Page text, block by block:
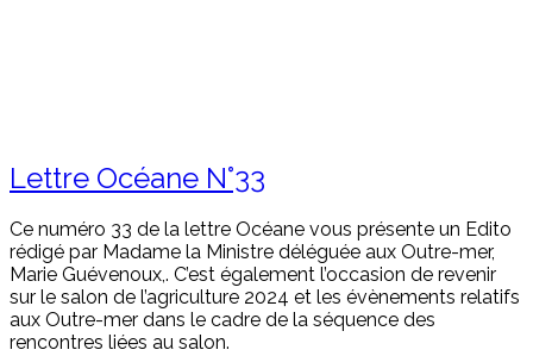
Lettre Océane N°33
Ce numéro 33 de la lettre Océane vous présente un Edito
rédigé par Madame la Ministre déléguée aux Outre-mer,
Marie Guévenoux,. C’est également l’occasion de revenir
sur le salon de l’agriculture 2024 et les évènements relatifs
aux Outre-mer dans le cadre de la séquence des
rencontres liées au salon.